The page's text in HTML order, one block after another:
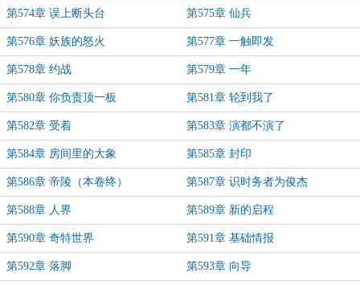
第574章 误上断头台 第575章 仙兵
第576章 妖族的怒火 第577章 一触即发
第578章 约战 第579章 一年
第580章 你负责顶一板 第581章 轮到我了
第582章 受着 第583章 演都不演了
第584章 房间里的大象 第585章 封印
第586章 帝陵（本卷终） 第587章 识时务者为俊杰
第588章 人界 第589章 新的启程
第590章 奇特世界 第591章 基础情报
第592章 落脚 第593章 向导